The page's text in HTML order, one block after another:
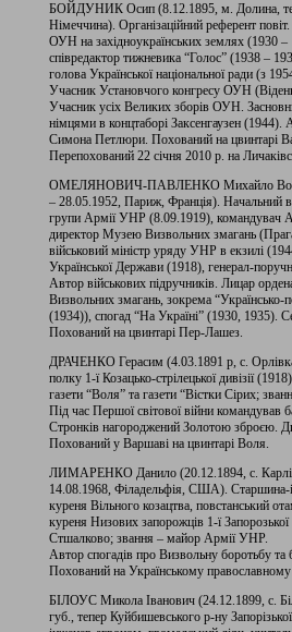
БОЙДУНИК Осип (8.12.1895, м. Долина,
Німеччина). Організаційний референт
ОУН на західноукраїнських землях (1930 –
співредактор тижневика “Голос” (1938 –
голова Української національної ради (з
Учасник Установчого конгресу ОУН
Учасник усіх Великих зборів ОУН.
німцями в концтаборі Заксенгаузен
Симона Петлюри. Похований на цвинтарі
Перепохований 22 січня 2010 р. на
ОМЕЛЯНОВИЧ-ПАВЛЕНКО Михайло
– 28.05.1952, Париж, Франція). Начальний
групи Армії УНР (8.09.1919), командувач
директор Музею Визвольних змагань
військовий міністр уряду УНР в екзилі
Української Держави (1918), генерал-
Автор військових підручників. Лицар
Визвольних змагань, зокрема
(1934)), спогад “На Україні” (1930, 1935).
Похований на цвинтарі Пер-Лашез.
ДРАЧЕНКО Герасим (4.03.1891 р, с.
полку 1-ї Козацько-стрілецької дивізії
газети “Воля” та газети “Вістки Сірих;
Під час Першої світової війни командував
Стронків нагороджений Золотою зброєю.
Похований у Варшаві на цвинтарі Воля.
ЛИМАРЕНКО Данило (20.12.1894, с.
14.08.1968, Філадельфія, США). Старшина-
куреня Вільного козацтва, повстанський
куреня Низових запорожців 1-ї
Стшалково; звання – майор Армії УНР.
Автор спогадів про Визвольну боротьбу та
Похований на Українському
БІЛОУС Микола Іванович (24.12.1899, с.
губ., тепер Куйбишевського р-ну